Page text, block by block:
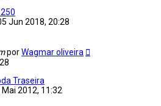
Jun 2018, 20:28
porWagmar oliveira
Traseira
Mai 2012, 11:32